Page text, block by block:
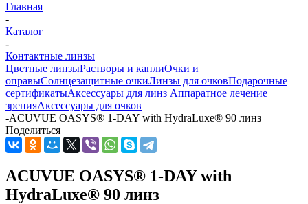
Главная
-
Каталог
-
Контактные линзы
Цветные линзыРастворы и каплиОчки и
оправыСолнцезащитные очкиЛинзы для очковПодарочные
сертификатыАксессуары для линз Аппаратное лечение
зренияАксессуары для очков
-ACUVUE OASYS® 1-DAY with HydraLuxe® 90 линз
Поделиться
ACUVUE OASYS® 1-DAY with
HydraLuxe® 90 линз